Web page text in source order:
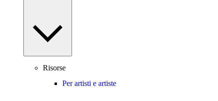
Risorse
Per artisti e artiste